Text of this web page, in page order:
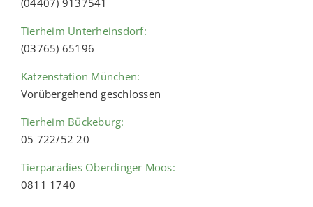
(04407) 9137541
Tierheim Unterheinsdorf:
(03765) 65196
Katzenstation München:
Vorübergehend geschlossen
Tierheim Bückeburg:
05 722/52 20
Tierparadies Oberdinger Moos:
0811 1740